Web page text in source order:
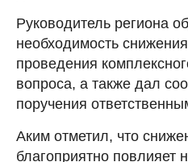
Руководитель региона
необходимость
проведения
вопроса, а также дал
поручения
Аким отметил, что
благоприятно повлияет